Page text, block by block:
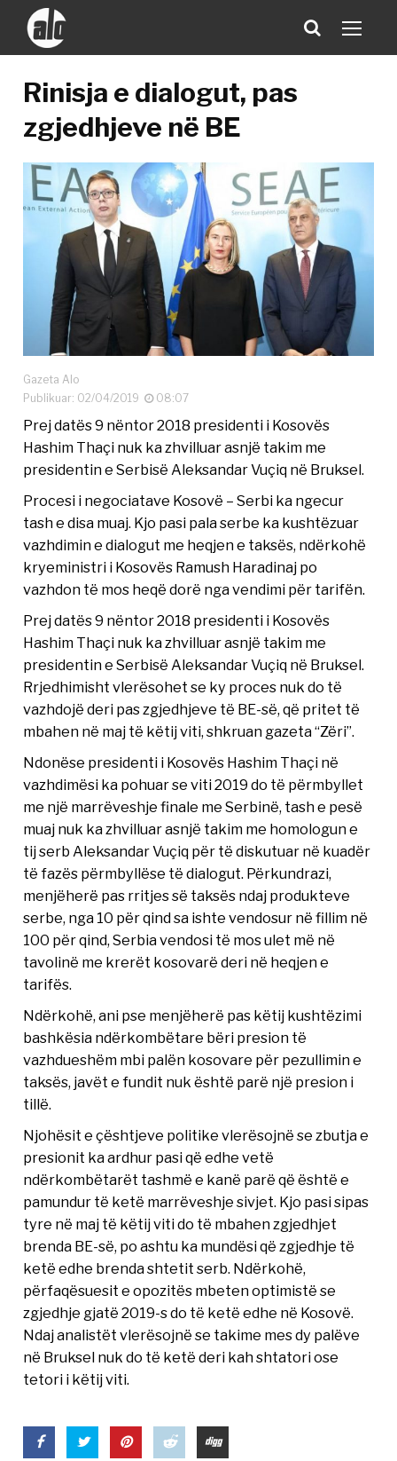
Rinisja e dialogut, pas
zgjedhjeve në BE
Gazeta Alo
Publikuar: 02/04/2019
08:07
Prej datës 9 nëntor 2018 presidenti i Kosovës
Hashim Thaçi nuk ka zhvilluar asnjë takim me
presidentin e Serbisë Aleksandar Vuçiq në Bruksel.
Procesi i negociatave Kosovë – Serbi ka ngecur
tash e disa muaj. Kjo pasi pala serbe ka kushtëzuar
vazhdimin e dialogut me heqjen e taksës, ndërkohë
kryeministri i Kosovës Ramush Haradinaj po
vazhdon të mos heqë dorë nga vendimi për tarifën.
Prej datës 9 nëntor 2018 presidenti i Kosovës
Hashim Thaçi nuk ka zhvilluar asnjë takim me
presidentin e Serbisë Aleksandar Vuçiq në Bruksel.
Rrjedhimisht vlerësohet se ky proces nuk do të
vazhdojë deri pas zgjedhjeve të BE-së, që pritet të
mbahen në maj të këtij viti, shkruan gazeta “Zëri”.
Ndonëse presidenti i Kosovës Hashim Thaçi në
vazhdimësi ka pohuar se viti 2019 do të përmbyllet
me një marrëveshje finale me Serbinë, tash e pesë
muaj nuk ka zhvilluar asnjë takim me homologun e
tij serb Aleksandar Vuçiq për të diskutuar në kuadër
të fazës përmbyllëse të dialogut. Përkundrazi,
menjëherë pas rritjes së taksës ndaj produkteve
serbe, nga 10 për qind sa ishte vendosur në fillim në
100 për qind, Serbia vendosi të mos ulet më në
tavolinë me krerët kosovarë deri në heqjen e
tarifës.
Ndërkohë, ani pse menjëherë pas këtij kushtëzimi
bashkësia ndërkombëtare bëri presion të
vazhdueshëm mbi palën kosovare për pezullimin e
taksës, javët e fundit nuk është parë një presion i
tillë.
Njohësit e çështjeve politike vlerësojnë se zbutja e
presionit ka ardhur pasi që edhe vetë
ndërkombëtarët tashmë e kanë parë që është e
pamundur të ketë marrëveshje sivjet. Kjo pasi sipas
tyre në maj të këtij viti do të mbahen zgjedhjet
brenda BE-së, po ashtu ka mundësi që zgjedhje të
ketë edhe brenda shtetit serb. Ndërkohë,
përfaqësuesit e opozitës mbeten optimistë se
zgjedhje gjatë 2019-s do të ketë edhe në Kosovë.
Ndaj analistët vlerësojnë se takime mes dy palëve
në Bruksel nuk do të ketë deri kah shtatori ose
tetori i këtij viti.